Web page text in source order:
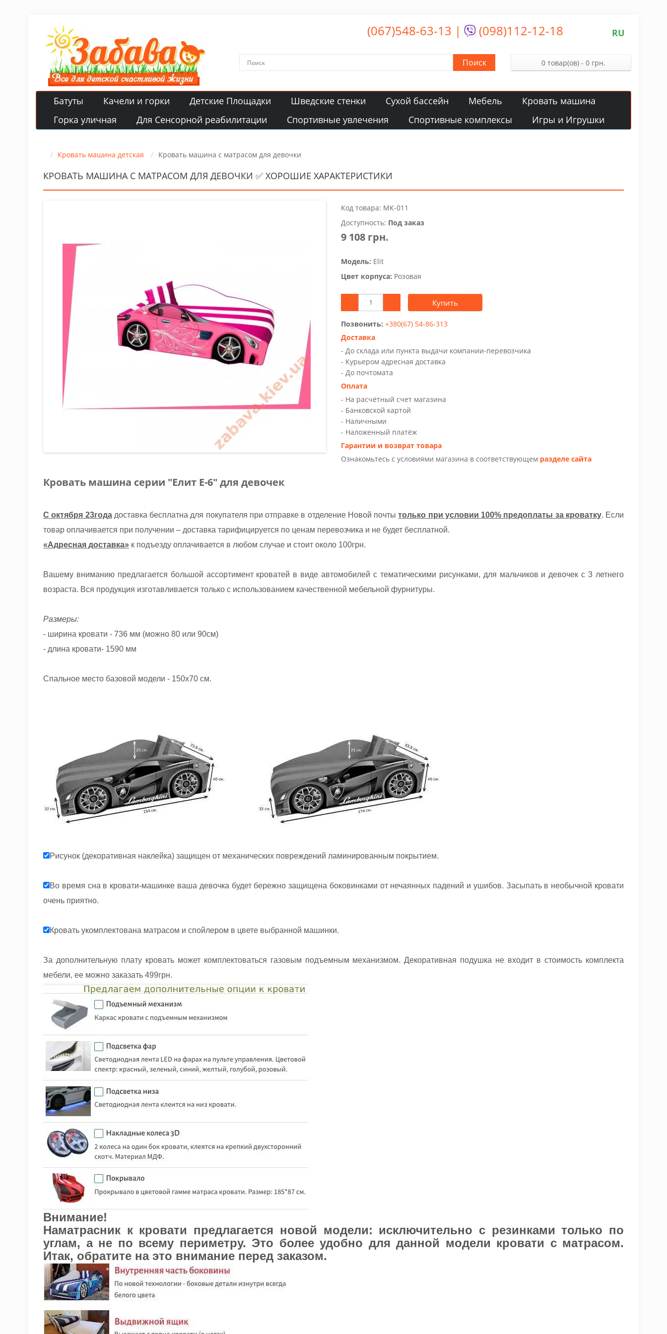
(067)548-63-13 | (098)112-12-18 RU
Поиск 0 товар(ов) - 0 грн.
Батуты Качели и горки Детские Площадки Шведские стенки Сухой бассейн Мебель
Кровать машина
Горка уличная
Для Сенсорной реабилитации Спортивные увлечения Спортивные комплексы Игры и Игрушки
Кровать машина детская Кровать машина с матрасом для девочки
КРОВАТЬ МАШИНА С МАТРАСОМ ДЛЯ ДЕВОЧКИ ✅ ХОРОШИЕ ХАРАКТЕРИСТИКИ
Код товара: МК-011
Доступность: Под заказ
9 108 грн.
Модель: Elit
Цвет корпуса: Розовая
Купить
Позвонить: +380(67) 54-86-313
Доставка
- До склада или пункта выдачи компании-перевозчика
- Курьером адресная доставка
- До почтомата
Оплата
- На расчётный счет магазина
- Банковской картой
- Наличными
- Наложенный платёж
Гарантии и возврат товара
Ознакомьтесь с условиями магазина в соответствующем разделе сайта
Кровать машина серии "Елит Е-6" для девочек
С октября 23годадоставка бесплатна для покупателя при отправке в отделение Новой почтытолько при условии 100% предоплаты за кроватку. Если
товар оплачивается при получении – доставка тарифицируется по ценам перевозчика и не будет бесплатной.
«Адресная доставка» к подъезду оплачивается в любом случае и стоит около 100грн.
Вашему вниманию предлагается большой ассортимент кроватей в виде автомобилей с тематическими рисунками, для мальчиков и девочек с 3 летнего
возраста. Вся продукция изготавливается только с использованием качественной мебельной фурнитуры.
Размеры:
- ширина кровати - 736 мм (можно 80 или 90см)
- длина кровати- 1590 мм
Спальное место базовой модели - 150х70 см.
Рисунок (декоративная наклейка) защищен от механических повреждений ламинированным покрытием.
Во время сна в кровати-машинке ваша девочка будет бережно защищена боковинками от нечаянных падений и ушибов. Засыпать в необычной кровати
очень приятно.
Кровать укомплектована матрасом и спойлером в цвете выбранной машинки.
За дополнительную плату кровать может комплектоваться газовым подъемным механизмом. Декоративная подушка не входит в стоимость комплекта
мебели, ее можно заказать 499грн.
Внимание!
Наматрасник к кровати предлагается новой модели: исключительно с резинками только по
углам, а не по всему периметру. Это более удобно для данной модели кровати с матрасом.
Итак, обратите на это внимание перед заказом.